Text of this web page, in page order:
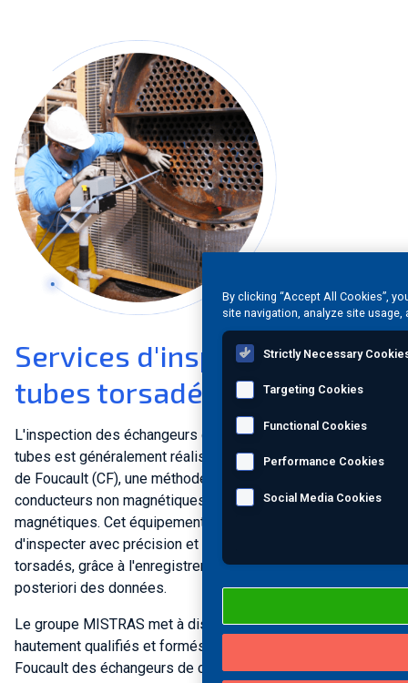
Services d'inspection des
tubes torsadés
L'inspection des échangeurs de chaleur à calandre et à
tubes est généralement réalisée par contrôle par courants
de Foucault (CF), une méthode applicable aux alliages
conducteurs non magnétiques (non ferreux) et faiblement
magnétiques. Cet équipement permet aux techniciens
d'inspecter avec précision et en temps réel les tubes
torsadés, grâce à l'enregistrement intégral et à l'analyse a
posteriori des données.
Le groupe MISTRAS met à disposition des techniciens
hautement qualifiés et formés au contrôle par courants de
Foucault des échangeurs de chaleur Twisted
. Ces
By clicking “Accept All Cookies”,
site navigation, analyze site
Strictly Necessary
Targeting Cookies
Functional Cookies
Performance Cookies
Social Media Cookies